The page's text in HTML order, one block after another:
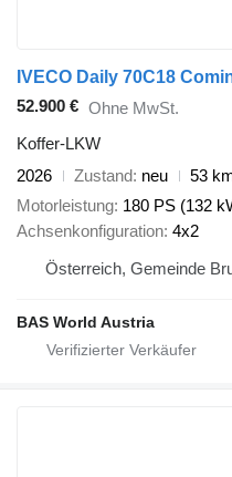
52.900 € Ohne MwSt.
Koffer-LKW
2026
Zustand neu 53
Motorleistung 180 PS (132
Achsenkonfiguration 4x2
Österreich, Gemeinde
BAS World Austria